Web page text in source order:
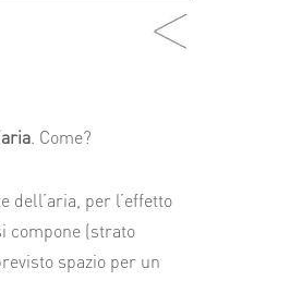
. Come?
dell’aria, per l’effetto
compone (strato
spazio per un